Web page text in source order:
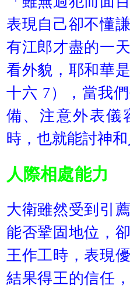
表現自己卻不懂
有江郎才盡的一
看外貌，耶和華
十六 7），當我
備、注意外表儀
時，也就能討神
人際相處能力
大衛雖然受到引
能否鞏固地位，
王作工時，表現
結果得王的信任